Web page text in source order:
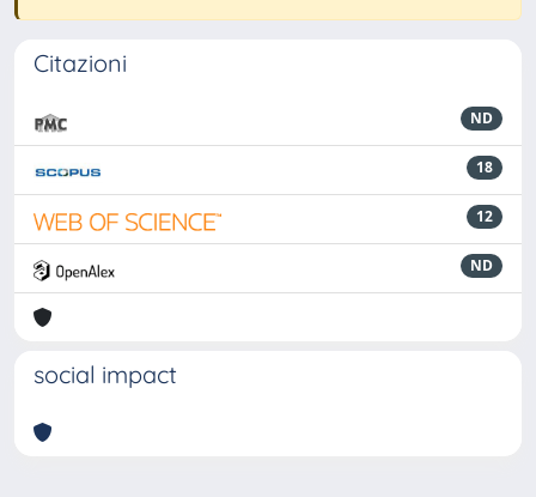
Citazioni
ND
18
12
ND
social impact